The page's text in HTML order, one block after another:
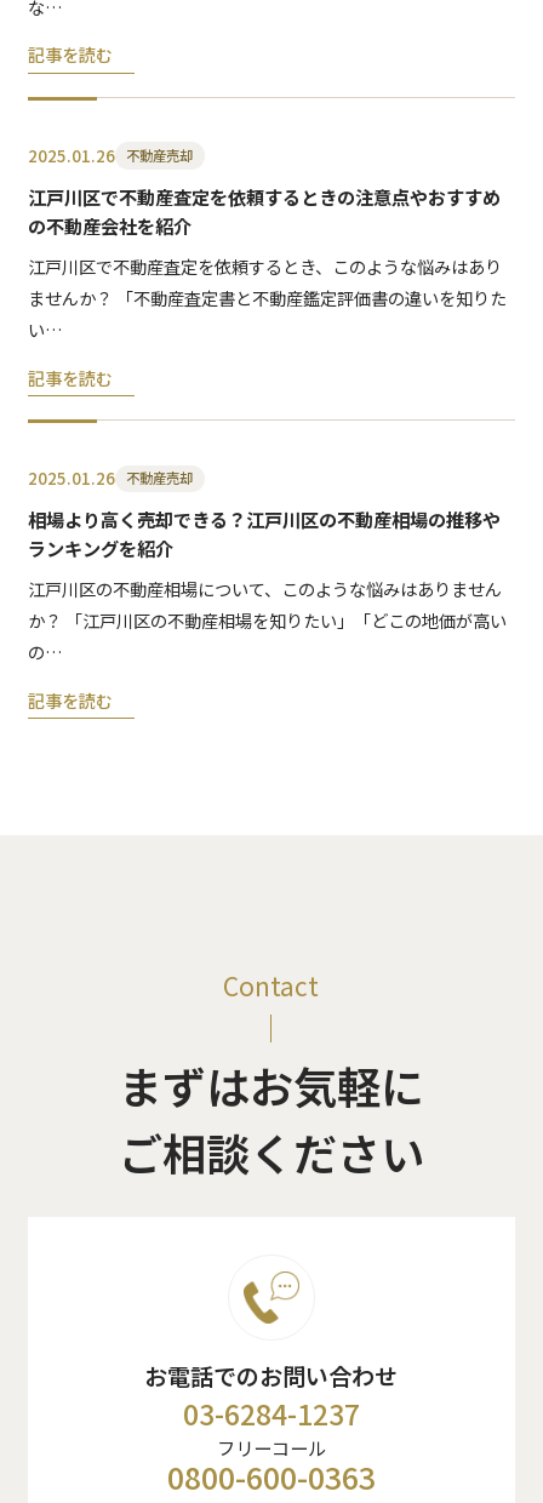
な…
記事を読む
2025.01.26 不動産売却
江戸川区で不動産査定を依頼するときの注意点やおすすめ
の不動産会社を紹介
江戸川区で不動産査定を依頼するとき、このような悩みはあり
ませんか？ 「不動産査定書と不動産鑑定評価書の違いを知りた
い…
記事を読む
2025.01.26 不動産売却
相場より高く売却できる？江戸川区の不動産相場の推移や
ランキングを紹介
江戸川区の不動産相場について、このような悩みはありません
か？ 「江戸川区の不動産相場を知りたい」「どこの地価が高い
の…
記事を読む
Contact
まずはお気軽に
ご相談ください
お電話でのお問い合わせ
03-6284-1237
フリーコール
0800-600-0363